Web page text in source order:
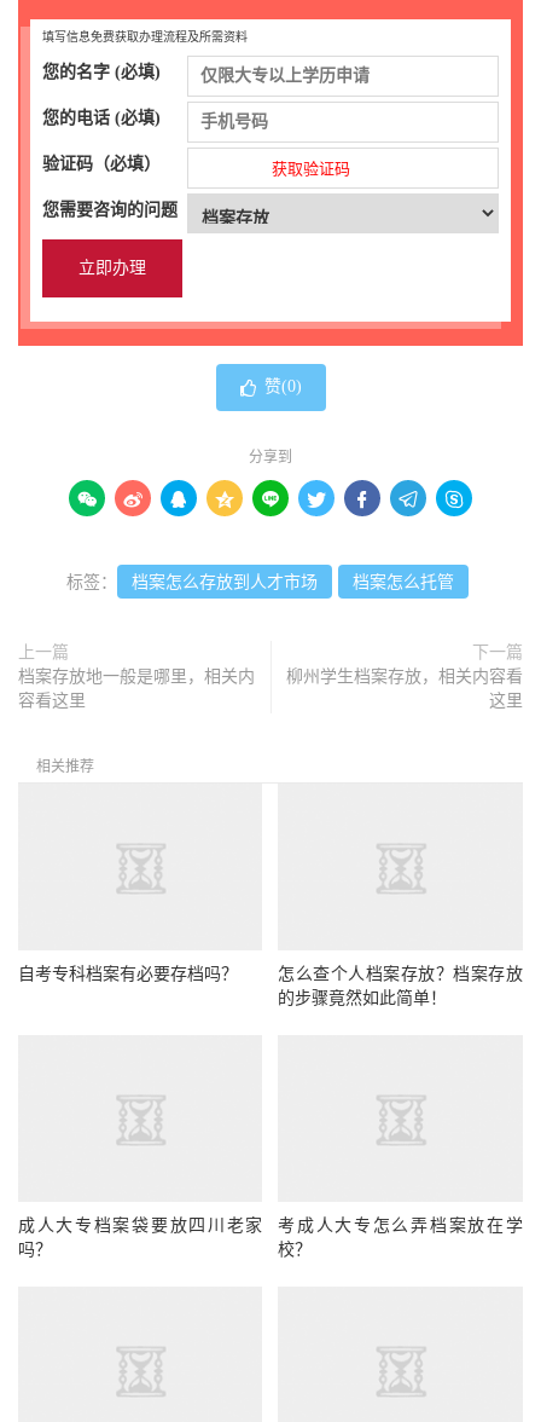
填写信息免费获取办理流程及所需资料
您的名字 (必填)
您的电话 (必填)
验证码（必填） 获取验证码
您需要咨询的问题
赞(0)
分享到
        
标签： 档案怎么存放到人才市场 档案怎么托管
上一篇
档案存放地一般是哪里，相关内
容看这里
下一篇
柳州学生档案存放，相关内容看
这里
相关推荐
自考专科档案有必要存档吗？
怎么查个人档案存放？档案存放
的步骤竟然如此简单！
成人大专档案袋要放四川老家
吗？
考成人大专怎么弄档案放在学
校？